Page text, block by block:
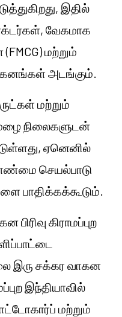
இதில்
வேகமாக
மற்றும்
அடங்கும்.
மற்றும்
நிலைகளுடன்
ஏனெனில்
செயல்பாடு
பாதிக்கக்கூடும்.
கிராமப்புற
இரு சக்கர வாகன
இந்தியாவில்
மற்றும்